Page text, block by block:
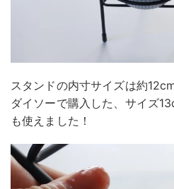
スタンドの内寸サイズは約
ダイソーで購入した、サイズ
も使えました！